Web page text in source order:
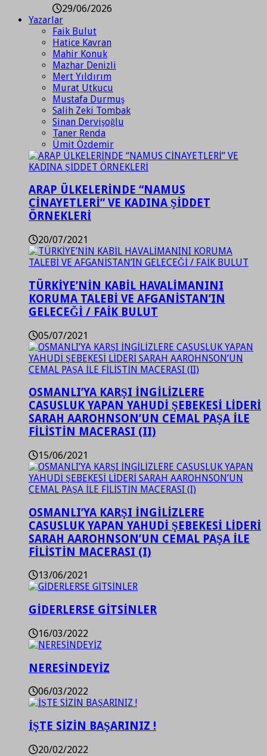
29/06/2026
Yazarlar
Faik Bulut
Hatice Kavran
Mahir Konuk
Mazhar Denizli
Mert Yıldırım
Murat Utkucu
Mustafa Durmuş
Salih Zeki Tombak
Sinan Dervişoğlu
Taner Renda
Ümit Özdemir
ARAP ÜLKELERİNDE “NAMUS
CİNAYETLERİ” VE KADINA ŞİDDET
ÖRNEKLERİ
20/07/2021
TÜRKİYE’NİN KABİL HAVALİMANINI
KORUMA TALEBİ VE AFGANİSTAN’IN
GELECEĞİ / FAİK BULUT
05/07/2021
OSMANLI’YA KARŞI İNGİLİZLERE
CASUSLUK YAPAN YAHUDİ ŞEBEKESİ LİDERİ
SARAH AAROHNSON’UN CEMAL PAŞA İLE
FİLİSTİN MACERASI (II)
15/06/2021
OSMANLI’YA KARŞI İNGİLİZLERE
CASUSLUK YAPAN YAHUDİ ŞEBEKESİ LİDERİ
SARAH AAROHNSON’UN CEMAL PAŞA İLE
FİLİSTİN MACERASI (I)
13/06/2021
GİDERLERSE GİTSİNLER
16/03/2022
NERESİNDEYİZ
06/03/2022
İŞTE SİZİN BAŞARINIZ !
20/02/2022